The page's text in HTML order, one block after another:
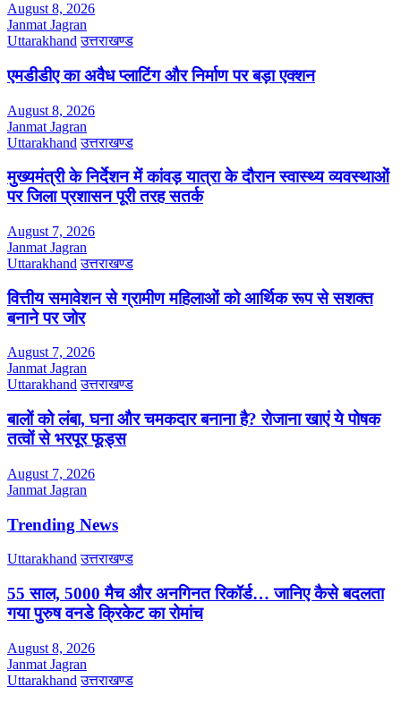
August 8, 2026
Janmat Jagran
Uttarakhand उत्तराखण्ड
एमडीडीए का अवैध प्लाटिंग और निर्माण पर बड़ा एक्शन
August 8, 2026
Janmat Jagran
Uttarakhand उत्तराखण्ड
मुख्यमंत्री के निर्देशन में कांवड़ यात्रा के दौरान स्वास्थ्य व्यवस्थाओं
पर जिला प्रशासन पूरी तरह सतर्क
August 7, 2026
Janmat Jagran
Uttarakhand उत्तराखण्ड
वित्तीय समावेशन से ग्रामीण महिलाओं को आर्थिक रूप से सशक्त
बनाने पर जोर
August 7, 2026
Janmat Jagran
Uttarakhand उत्तराखण्ड
बालों को लंबा, घना और चमकदार बनाना है? रोजाना खाएं ये पोषक
तत्वों से भरपूर फूड्स
August 7, 2026
Janmat Jagran
Trending News
Uttarakhand उत्तराखण्ड
55 साल, 5000 मैच और अनगिनत रिकॉर्ड… जानिए कैसे बदलता
गया पुरुष वनडे क्रिकेट का रोमांच
August 8, 2026
Janmat Jagran
Uttarakhand उत्तराखण्ड